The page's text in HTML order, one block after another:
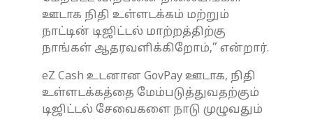
ஊடாக நிதி உள்ளடக்கம் மற்றும்
நாட்டின் டிஜிட்டல் மாற்றத்திற்கு
நாங்கள் ஆதரவளிக்கிறோம்,” என்றார்.
eZ Cash உடனான GovPay ஊடாக, நிதி
உள்ளடக்கத்தை மேம்படுத்துவதற்கும்
டிஜிட்டல் சேவைகளை நாடு முழுவதும்